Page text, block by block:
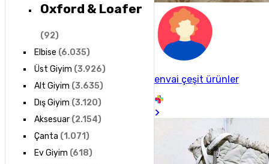
Oxford & Loafer
(92)
Elbise (6.035)
Üst Giyim (3.926)
Alt Giyim (3.635)
Dış Giyim (3.120)
Aksesuar(2.154)
Çanta (1.071)
Ev Giyim (618)
envai çeşit ürünler